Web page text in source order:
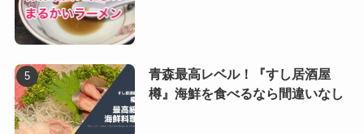
青森最高レベル！『すし居酒屋
樽』海鮮を食べるなら間違いなし